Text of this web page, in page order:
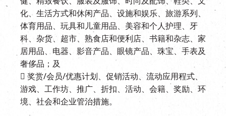
化、生活方式和休闲产品、设施和娱乐、旅游系列、
体育用品、玩具和儿童用品、美容和个人护理、牙
科、杂货、超市、熟食店和便利店、书籍和杂志、家
居用品、电器、影音产品、眼镜产品、珠宝、手表及
奢侈品；及
 奖赏/会员/优惠计划、促销活动、流动应用程式、
游戏、工作坊、推广、折扣、活动、会籍、奖励、环
境、社会和企业管治措施。